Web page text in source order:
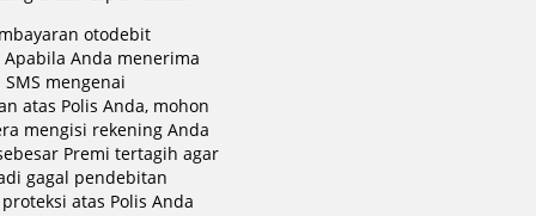
otodebit
Anda menerima
mengenai
atas Polis Anda, mohon
mengisi rekening Anda
Premi tertagih agar
gagal pendebitan
atas Polis Anda